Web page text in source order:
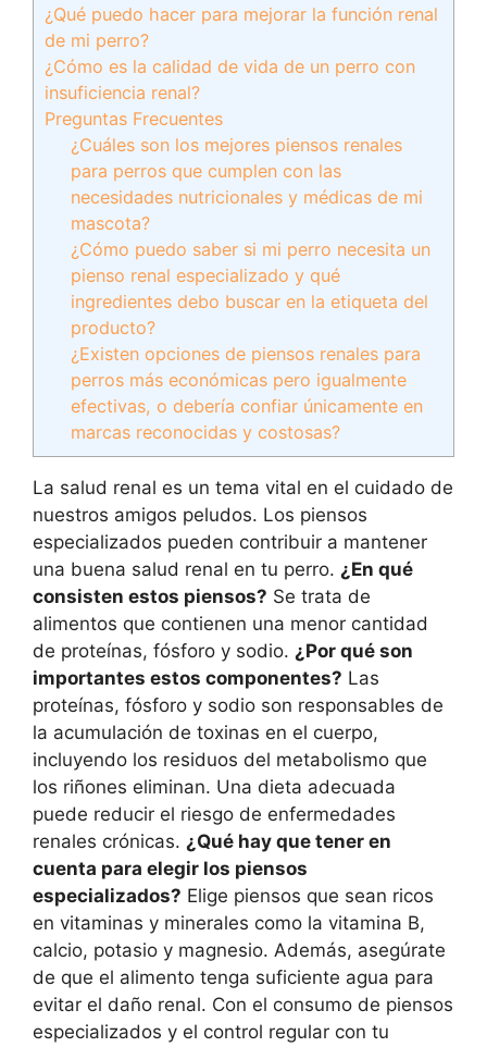
¿Qué puedo hacer para mejorar la función renal
de mi perro?
¿Cómo es la calidad de vida de un perro con
insuficiencia renal?
Preguntas Frecuentes
¿Cuáles son los mejores piensos renales
para perros que cumplen con las
necesidades nutricionales y médicas de mi
mascota?
¿Cómo puedo saber si mi perro necesita un
pienso renal especializado y qué
ingredientes debo buscar en la etiqueta del
producto?
¿Existen opciones de piensos renales para
perros más económicas pero igualmente
efectivas, o debería confiar únicamente en
marcas reconocidas y costosas?
La salud renal es un tema vital en el cuidado de
nuestros amigos peludos. Los piensos
especializados pueden contribuir a mantener
una buena salud renal en tu perro. ¿En qué
consisten estos piensos? Se trata de
alimentos que contienen una menor cantidad
de proteínas, fósforo y sodio. ¿Por qué son
importantes estos componentes? Las
proteínas, fósforo y sodio son responsables de
la acumulación de toxinas en el cuerpo,
incluyendo los residuos del metabolismo que
los riñones eliminan. Una dieta adecuada
puede reducir el riesgo de enfermedades
renales crónicas. ¿Qué hay que tener en
cuenta para elegir los piensos
especializados? Elige piensos que sean ricos
en vitaminas y minerales como la vitamina B,
calcio, potasio y magnesio. Además, asegúrate
de que el alimento tenga suficiente agua para
evitar el daño renal. Con el consumo de piensos
especializados y el control regular con tu